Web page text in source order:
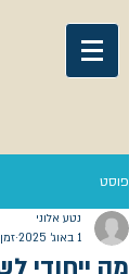
פוסט
מה ייחודי
נטע אלוני
1 באוג׳ 2025
זמן